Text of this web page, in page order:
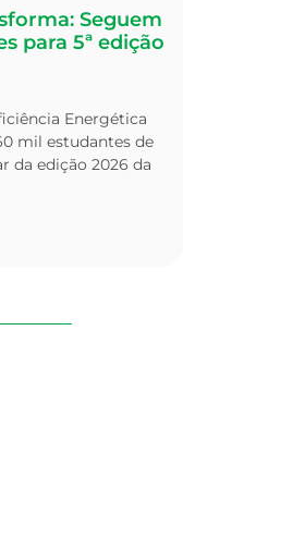
Seguem
para 5ª edição
Energética
mil estudantes de
da edição 2026 da